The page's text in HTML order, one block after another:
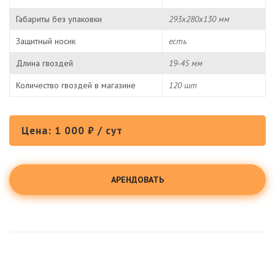
Габариты без упаковки
293х280х130 мм
Защитный носик
есть
Длина гвоздей
19-45 мм
Количество гвоздей в магазине
120 шт
Цена: 1 000 ₽ / сут
АРЕНДОВАТЬ